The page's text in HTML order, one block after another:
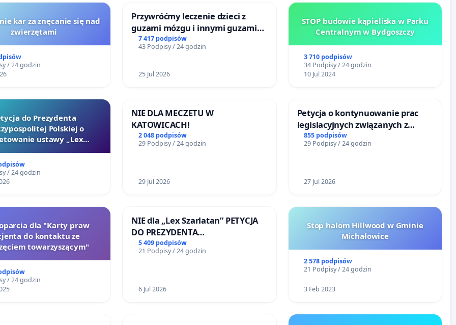
kar za znęcanie się nad
zwierzętami
/ 24 godzin
Przywróćmy leczenie dzieci z
guzami mózgu i innymi guzami
litymi do Górnośląskiego
Centrum Zdrowia Dziecka w
7 417 podpisów
43 Podpisy / 24 godzin
25 Jul 2026
STOP budowie kąpieliska w Parku
Centralnym w Bydgoszczy
3 710 podpisów
34 Podpisy / 24 godzin
10 Jul 2024
do Prezydenta
Polskiej o
ustawy „Lex
/ 24 godzin
NIE DLA MECZETU W
KATOWICACH!
2 048 podpisów
29 Podpisy / 24 godzin
29 Jul 2026
Petycja o kontynuowanie prac
legislacyjnych związanych z
reformą prawa rodzinnego
855 podpisów
29 Podpisy / 24 godzin
27 Jul 2026
dla "Karty praw
do kontaktu ze
towarzyszącym"
/ 24 godzin
NIE dla „Lex Szarlatan” PETYCJA
DO PREZYDENTA
RZECZYPOSPOLITEJ POLSKIEJ
5 409 podpisów
21 Podpisy / 24 godzin
6 Jul 2026
Stop halom Hillwood w Gminie
Michałowice
2 578 podpisów
21 Podpisy / 24 godzin
3 Feb 2023